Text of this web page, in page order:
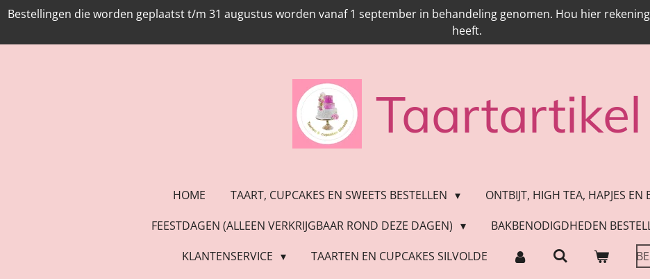
Ga
naar
Bestellingen die worden geplaatst t/m 31 augustus worden vanaf 1 september in behandeling genomen. Hou hier
heeft.
Taartartikel
HOME TAART, CUPCAKES EN SWEETS BESTELLEN
ONTBIJT, HIGH TEA, HAPJES EN
FEESTDAGEN (ALLEEN VERKRIJGBAAR ROND DEZE DAGEN)
BAKBENODIGDHEDEN
KLANTENSERVICE
TAARTEN EN CUPCAKES SILVOLDE